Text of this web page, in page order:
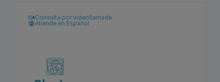
Consulta por videollamada
Atiende en Español